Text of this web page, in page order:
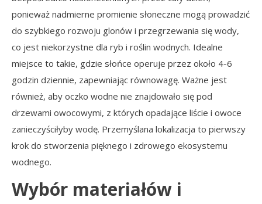
ponieważ nadmierne promienie słoneczne mogą prowadzić
do szybkiego rozwoju glonów i przegrzewania się wody,
co jest niekorzystne dla ryb i roślin wodnych. Idealne
miejsce to takie, gdzie słońce operuje przez około 4-6
godzin dziennie, zapewniając równowagę. Ważne jest
również, aby oczko wodne nie znajdowało się pod
drzewami owocowymi, z których opadające liście i owoce
zanieczyściłyby wodę. Przemyślana lokalizacja to pierwszy
krok do stworzenia pięknego i zdrowego ekosystemu
wodnego.
Wybór materiałów i